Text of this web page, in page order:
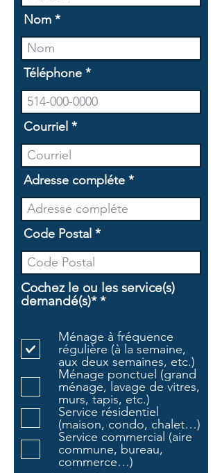
Nom
Téléphone
Courriel
Adresse compléte
Code Postal
Cochez le ou les service(s)
demandé(s)* *O
g
a
t
o
i
r
e
Ménage à fréquence
régulière (à la semaine,
aux deux semaines, etc.)
Ménage ponctuel (grand
ménage, lavage de vitres,
murs, tapis, etc.)
Service résidentiel
(maison, condo, chalet…)
Service commercial (aire
commune, bureau,
commerce…)